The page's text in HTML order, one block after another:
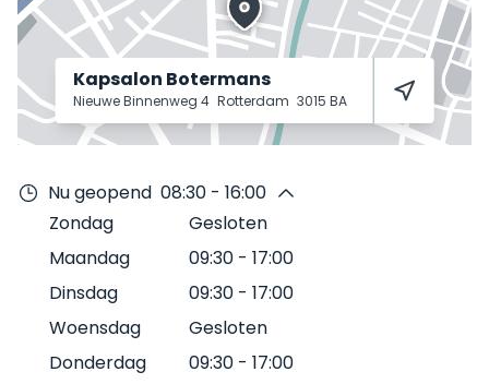
Kapsalon Botermans
Nieuwe Binnenweg 4 Rotterdam 3015 BA
Nu geopend 08:30 - 16:00
Zondag
Gesloten
Maandag
09:30 - 17:00
Dinsdag
09:30 - 17:00
Woensdag
Gesloten
Donderdag
09:30 - 17:00